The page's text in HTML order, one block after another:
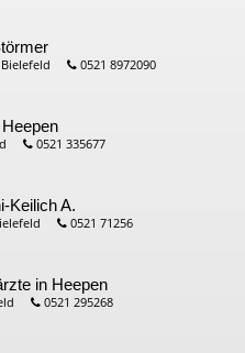
0521 8972090
0521 335677
Keilich A.
0521 71256
in Heepen
0521 295268